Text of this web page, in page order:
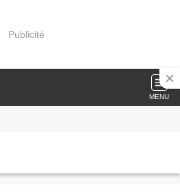
Publicité
MENU